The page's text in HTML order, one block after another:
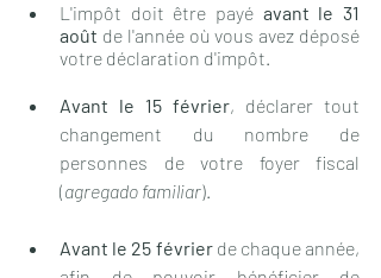
L'impôt doit être payé avant le 31
août de l'année où vous avez déposé
votre déclaration d'impôt.
Avant le 15 février, déclarer tout
changement du nombre de
personnes de votre foyer fiscal
(agregado familiar).
Avant le 25 février de chaque année,